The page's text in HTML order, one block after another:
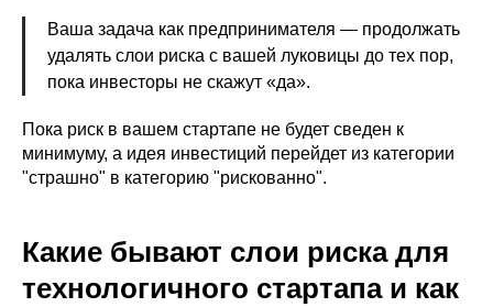
Ваша задача как предпринимателя — продолжать
удалять слои риска с вашей луковицы до тех пор,
пока инвесторы не скажут «да».
Пока риск в вашем стартапе не будет сведен к
минимуму, а идея инвестиций перейдет из категории
"страшно" в категорию "рискованно".
Какие бывают слои риска для
технологичного стартапа и как